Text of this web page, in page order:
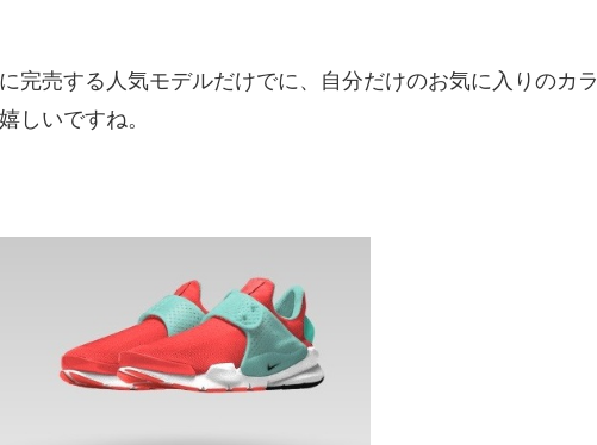
完売する人気モデルだけでに、自分だけのお気に入りのカラ
しいですね。